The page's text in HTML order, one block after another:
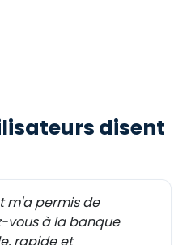
disent
m'a permis de
vous à la banque